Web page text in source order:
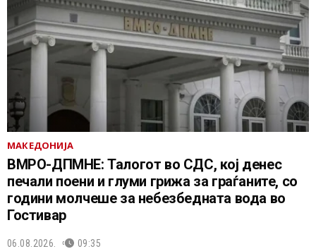
МАКЕДОНИЈА
ВМРО-ДПМНЕ: Талогот во СДС, кој денес
печали поени и глуми грижа за граѓаните, со
години молчеше за небезбедната вода во
Гостивар
06.08.2026. 09:35